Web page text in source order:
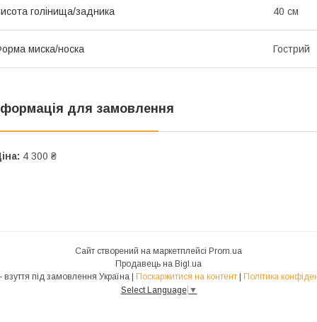
голінища/задника 40 см
миска/носка Гострий
для замовлення
4 300 ₴
Сайт створений на маркетплейсі Prom.ua
Продавець на Bigl.ua
ADAMS - взуття під замовлення Україна | Поскаржитися на контент | Політика
Select Language ▼